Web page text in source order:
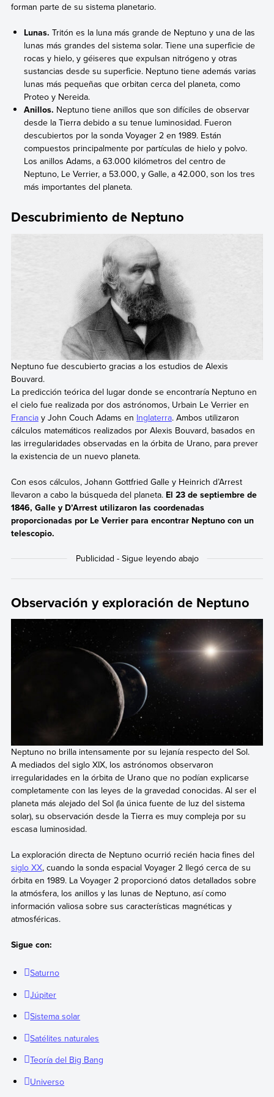
forman parte de su sistema planetario.
Lunas.Tritón es la luna más grande de Neptuno y una de las
lunas más grandes del sistema solar. Tiene una superficie de
rocas y hielo, y géiseres que expulsan nitrógeno y otras
sustancias desde su superficie. Neptuno tiene además varias
lunas más pequeñas que orbitan cerca del planeta, como
Proteo y Nereida.
Anillos. Neptuno tiene anillos que son difíciles de observar
desde la Tierra debido a su tenue luminosidad. Fueron
descubiertos por la sonda Voyager 2 en 1989. Están
compuestos principalmente por partículas de hielo y polvo.
Los anillos Adams, a 63.000 kilómetros del centro de
Neptuno, Le Verrier, a 53.000, y Galle, a 42.000, son los tres
más importantes del planeta.
Descubrimiento de Neptuno
Neptuno fue descubierto gracias a los estudios de Alexis
Bouvard.
La predicción teórica del lugar donde se encontraría Neptuno en
el cielo fue realizada por dos astrónomos, Urbain Le Verrier en
Franciay John Couch Adams en Inglaterra. Ambos utilizaron
cálculos matemáticos realizados por Alexis Bouvard, basados en
las irregularidades observadas en la órbita de Urano, para prever
la existencia de un nuevo planeta.
Con esos cálculos, Johann Gottfried Galle y Heinrich d’Arrest
llevaron a cabo la búsqueda del planeta. El 23 de septiembre de
1846, Galle y D’Arrest utilizaron las coordenadas
proporcionadas por Le Verrier para encontrar Neptuno con un
telescopio.
Observación y exploración de Neptuno
Neptuno no brilla intensamente por su lejanía respecto del Sol.
A mediados del siglo XIX, los astrónomos observaron
irregularidades en la órbita de Urano que no podían explicarse
completamente con las leyes de la gravedad conocidas. Al ser el
planeta más alejado del Sol (la única fuente de luz del sistema
solar), su observación desde la Tierra es muy compleja por su
escasa luminosidad.
La exploración directa de Neptuno ocurrió recién hacia fines del
siglo XX, cuando la sonda espacial Voyager 2 llegó cerca de su
órbita en 1989. La Voyager 2 proporcionó datos detallados sobre
la atmósfera, los anillos y las lunas de Neptuno, así como
información valiosa sobre sus características magnéticas y
atmosféricas.
Sigue con:
Saturno
Júpiter
Sistema solar
Satélites naturales
Teoría del Big Bang
Universo